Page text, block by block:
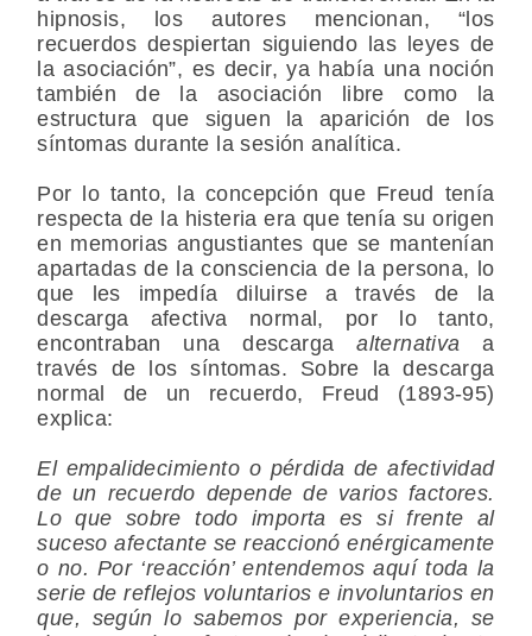
hipnosis, los autores mencionan, “los
recuerdos despiertan siguiendo las leyes de
la asociación”, es decir, ya había una noción
también de la asociación libre como la
estructura que siguen la aparición de los
síntomas durante la sesión analítica.
Por lo tanto, la concepción que Freud tenía
respecta de la histeria era que tenía su origen
en memorias angustiantes que se mantenían
apartadas de la consciencia de la persona, lo
que les impedía diluirse a través de la
descarga afectiva normal, por lo tanto,
encontraban una descargaalternativa a
través de los síntomas. Sobre la descarga
normal de un recuerdo, Freud (1893-95)
explica:
El empalidecimiento o pérdida de afectividad
de un recuerdo depende de varios factores.
Lo que sobre todo importa es si frente al
suceso afectante se reaccionó enérgicamente
o no. Por ‘reacción’ entendemos aquí toda la
serie de reflejos voluntarios e involuntarios en
que, según lo sabemos por experiencia, se